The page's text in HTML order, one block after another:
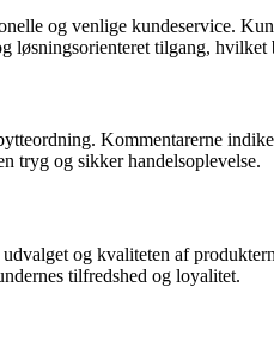
og venlige kundeservice.
tilgang,
Kommentarerne
tryg og sikker handelsoplevelse.
og kvaliteten af
tilfredshed og loyalitet.